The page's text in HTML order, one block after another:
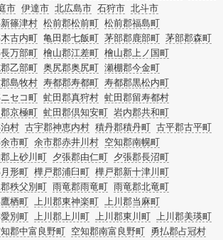
市 伊達市 北広島市 石狩市 北斗市
篠津村 松前郡松前町 松前郡福島町
古内町 亀田郡七飯町 茅部郡鹿部町 茅部郡森町
万部町 檜山郡江差町 檜山郡上ノ国町
乙部町 奥尻郡奥尻町 瀬棚郡今金町
島牧村 寿都郡寿都町 寿都郡黒松内町
セコ町 虻田郡真狩村 虻田郡留寿都村
京極町 虻田郡倶知安町 岩内郡共和町
村 古宇郡神恵内村 積丹郡積丹町 古平郡古平町
市町 余市郡赤井川村 空知郡南幌町
上砂川町 夕張郡由仁町 夕張郡長沼町
形町 樺戸郡浦臼町 樺戸郡新十津川町
秩父別町 雨竜郡雨竜町 雨竜郡北竜町
栖町 上川郡東神楽町 上川郡当麻町
別町 上川郡上川町 上川郡東川町 上川郡美瑛町
郡中富良野町 空知郡南富良野町 勇払郡占冠村